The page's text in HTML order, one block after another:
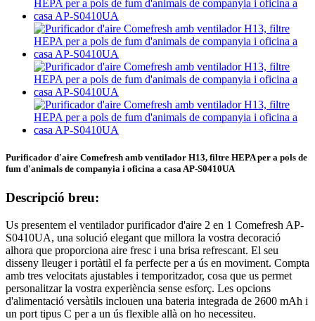
Purificador d'aire Comefresh amb ventilador H13, filtre HEPA per a pols de
fum d'animals de companyia i oficina a casa AP-S0410UA
Descripció breu:
Us presentem el ventilador purificador d'aire 2 en 1 Comefresh AP-
S0410UA, una solució elegant que millora la vostra decoració
alhora que proporciona aire fresc i una brisa refrescant. El seu
disseny lleuger i portàtil el fa perfecte per a ús en moviment. Compta
amb tres velocitats ajustables i temporitzador, cosa que us permet
personalitzar la vostra experiència sense esforç. Les opcions
d'alimentació versàtils inclouen una bateria integrada de 2600 mAh i
un port tipus C per a un ús flexible allà on ho necessiteu.